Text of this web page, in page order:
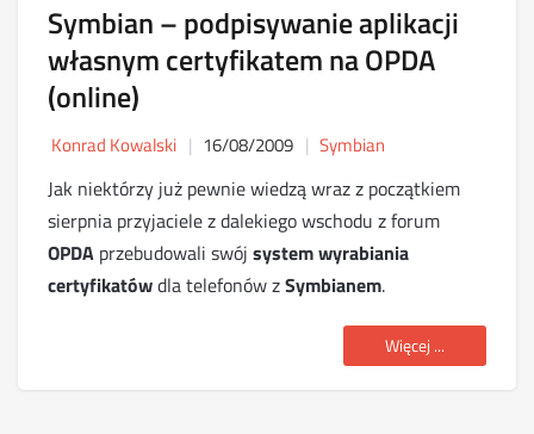
Symbian – podpisywanie aplikacji
własnym certyfikatem na OPDA
(online)
Konrad Kowalski 16/08/2009 Symbian
Jak niektórzy już pewnie wiedzą wraz z początkiem
sierpnia przyjaciele z dalekiego wschodu z forum
OPDA przebudowali swój system wyrabiania
certyfikatówdla telefonów zSymbianem.
Więcej ...